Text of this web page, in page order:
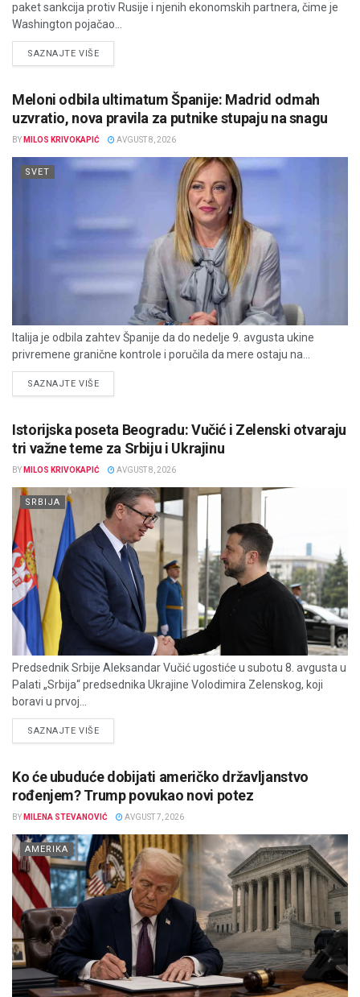
paket sankcija protiv Rusije i njenih ekonomskih partnera, čime je
Washington pojačao...
SAZNAJTE VIŠEDETAILS
Meloni odbila ultimatum Španije: Madrid odmah
uzvratio, nova pravila za putnike stupaju na snagu
BY MILOS KRIVOKAPIĆ AVGUST 8, 2026
SVET
Italija je odbila zahtev Španije da do nedelje 9. avgusta ukine
privremene granične kontrole i poručila da mere ostaju na...
SAZNAJTE VIŠEDETAILS
Istorijska poseta Beogradu: Vučić i Zelenski otvaraju
tri važne teme za Srbiju i Ukrajinu
BY MILOS KRIVOKAPIĆ AVGUST 8, 2026
SRBIJA
Predsednik Srbije Aleksandar Vučić ugostiće u subotu 8. avgusta u
Palati „Srbija“ predsednika Ukrajine Volodimira Zelenskog, koji
boravi u prvoj...
SAZNAJTE VIŠEDETAILS
Ko će ubuduće dobijati američko državljanstvo
rođenjem? Trump povukao novi potez
BY MILENA STEVANOVIĆ AVGUST 7, 2026
AMERIKA